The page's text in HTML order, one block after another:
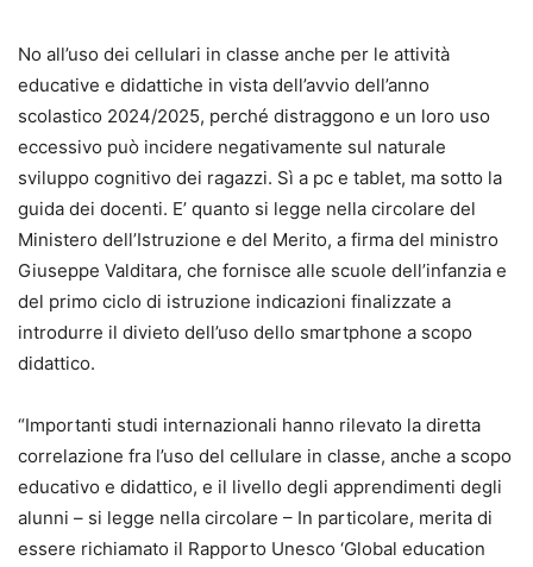
No all’uso dei cellulari in classe anche per le attività
educative e didattiche in vista dell’avvio dell’anno
scolastico 2024/2025, perché distraggono e un loro uso
eccessivo può incidere negativamente sul naturale
sviluppo cognitivo dei ragazzi. Sì a pc e tablet, ma sotto la
guida dei docenti. E’ quanto si legge nella circolare del
Ministero dell’Istruzione e del Merito, a firma del ministro
Giuseppe Valditara, che fornisce alle scuole dell’infanzia e
del primo ciclo di istruzione indicazioni finalizzate a
introdurre il divieto dell’uso dello smartphone a scopo
didattico.
“Importanti studi internazionali hanno rilevato la diretta
correlazione fra l’uso del cellulare in classe, anche a scopo
educativo e didattico, e il livello degli apprendimenti degli
alunni – si legge nella circolare – In particolare, merita di
essere richiamato il Rapporto Unesco ‘Global education